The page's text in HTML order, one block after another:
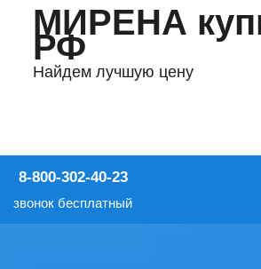
МИРЕНА
РФ
Найдем лучшую цену
8-800-302-40-23
звонок бесплатный